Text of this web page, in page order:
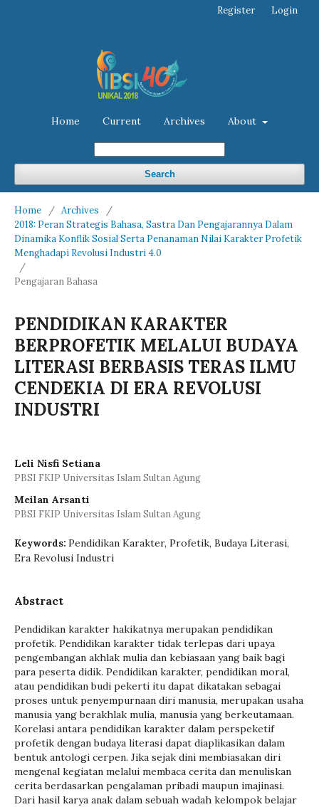
Home Current Archives About
Search
Register Login
Home / Archives
/
2018: Peran Strategis Bahasa, Sastra Dan Pengajarannya Dalam
Dinamika Konflik Sosial Serta Penanaman Nilai Karakter Profetik
Menghadapi Revolusi Industri 4.0
/
Pengajaran Bahasa
PENDIDIKAN KARAKTER
BERPROFETIK MELALUI BUDAYA
LITERASI BERBASIS TERAS ILMU
CENDEKIA DI ERA REVOLUSI
INDUSTRI
Leli Nisfi Setiana
PBSI FKIP Universitas Islam Sultan Agung
Meilan Arsanti
PBSI FKIP Universitas Islam Sultan Agung
Keywords: Pendidikan Karakter, Profetik, Budaya Literasi,
Era Revolusi Industri
Abstract
Pendidikan karakter hakikatnya merupakan pendidikan
profetik. Pendidikan karakter tidak terlepas dari upaya
pengembangan akhlak mulia dan kebiasaan yang baik bagi
para peserta didik. Pendidikan karakter, pendidikan moral,
atau pendidikan budi pekerti itu dapat dikatakan sebagai
proses untuk penyempurnaan diri manusia, merupakan usaha
manusia yang berakhlak mulia, manusia yang berkeutamaan.
Korelasi antara pendidikan karakter dalam perspeketif
profetik dengan budaya literasi dapat diaplikasikan dalam
bentuk antologi cerpen. Jika sejak dini membiasakan diri
mengenal kegiatan melalui membaca cerita dan menuliskan
cerita berdasarkan pengalaman pribadi maupun imajinasi.
Dari hasil karya anak dalam sebuah wadah kelompok belajar